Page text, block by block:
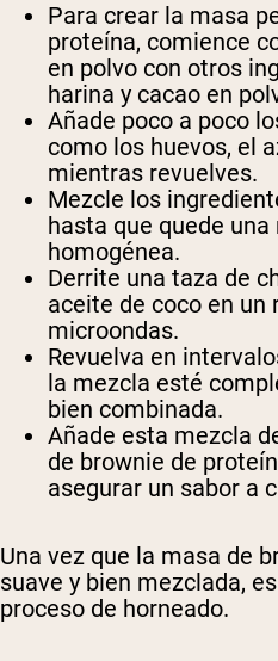
Para crear la masa
proteína, comience
en polvo con otros
harina y cacao en
Añade poco a poco
como los huevos, el
mientras revuelves.
Mezcle los
hasta que quede
homogénea.
Derrite una taza de
aceite de coco en un
microondas.
Revuelva en
la mezcla esté
bien combinada.
Añade esta mezcla
de brownie de
asegurar un sabor a
Una vez que la masa de
suave y bien mezclada,
proceso de horneado.